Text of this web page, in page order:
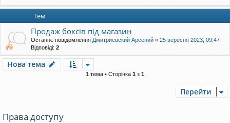
Тем
Продаж боксів під магазин
Останнє повідомлення Дмитриевский Арсений « 25 вересня 2023, 09:47
Відповіді: 2
Нова тема
1 тема • Сторінка 1 з 1
Перейти
Права доступу